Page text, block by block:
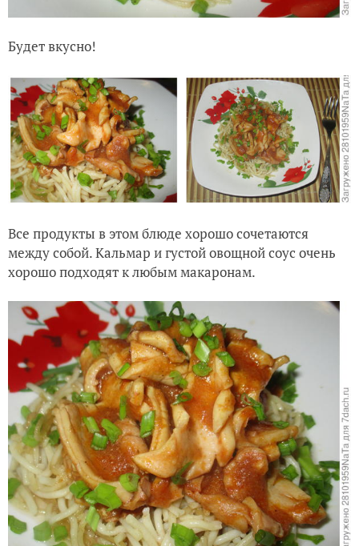
Будет вкусно!
Все продукты в этом блюде хорошо сочетаются
между собой. Кальмар и густой овощной соус очень
хорошо подходят к любым макаронам.